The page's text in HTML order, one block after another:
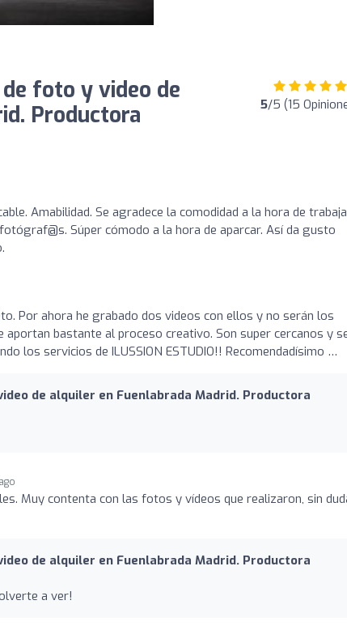
de foto y video de
Productora
5/5 (15
Amabilidad. Se agradece la comodidad a la hora de
Súper cómodo a la hora de aparcar. Así da gusto
Por ahora he grabado dos videos con ellos y no serán los
bastante al proceso creativo. Son super cercanos y
los servicios de ILUSSION ESTUDIO!! Recomendadísimo …
de alquiler en Fuenlabrada Madrid. Productora
Muy contenta con las fotos y vídeos que realizaron, sin
de alquiler en Fuenlabrada Madrid. Productora
a ver!